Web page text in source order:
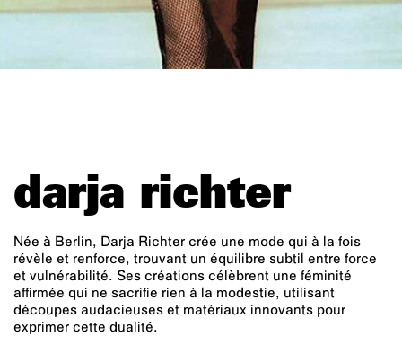
darja richter
Née à Berlin, Darja Richter crée une mode qui à la fois
révèle et renforce, trouvant un équilibre subtil entre force
et vulnérabilité. Ses créations célèbrent une féminité
affirmée qui ne sacrifie rien à la modestie, utilisant
découpes audacieuses et matériaux innovants pour
exprimer cette dualité.